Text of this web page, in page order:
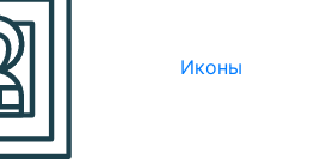
Иконы